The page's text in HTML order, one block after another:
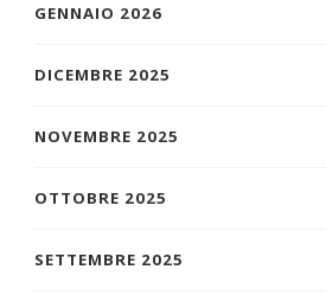
GENNAIO 2026
DICEMBRE 2025
NOVEMBRE 2025
OTTOBRE 2025
SETTEMBRE 2025